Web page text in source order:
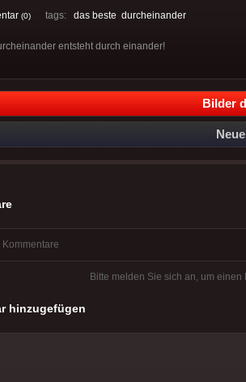
(0) tags: das beste durcheinander
entsteht durch einander!
Bilder
Bitte melden Sie sich an, um
hinzugefügen